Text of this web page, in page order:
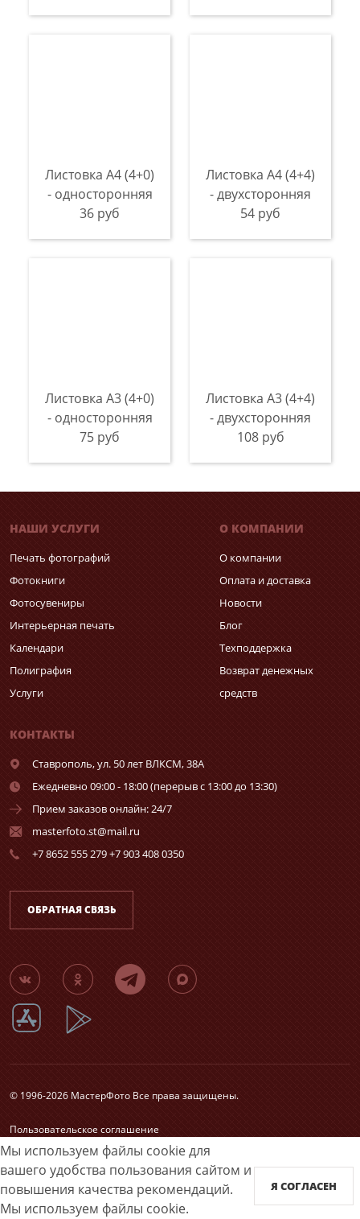
Листовка А4 (4+0)
- односторонняя
36 руб
Листовка А4 (4+4)
- двухсторонняя
54 руб
Листовка А3 (4+0)
- односторонняя
75 руб
Листовка А3 (4+4)
- двухсторонняя
108 руб
Мы используем файлы cookie для
вашего удобства пользования сайтом и
повышения качества рекомендаций.
Мы используем файлы cookie.
Я СОГЛАСЕН
НАШИ УСЛУГИ
Печать фотографий
Фотокниги
Фотосувениры
Интерьерная печать
Календари
Полиграфия
Услуги
О КОМПАНИИ
О компании
Оплата и доставка
Новости
Блог
Техподдержка
Возврат денежных
средств
КОНТАКТЫ
Ставрополь,ул. 50 лет ВЛКСМ, 38А
Ежедневно 09:00 - 18:00 (перерыв с 13:00 до 13:30)
Прием заказов онлайн: 24/7
masterfoto.st@mail.ru
+7 8652 555 279 +7 903 408 0350
ОБРАТНАЯ СВЯЗЬ
© 1996-2026 МастерФото Все права защищены.
Пользовательское соглашение
Согласие на обработку персональных данных
Карта сайта
Принимаем к оплате